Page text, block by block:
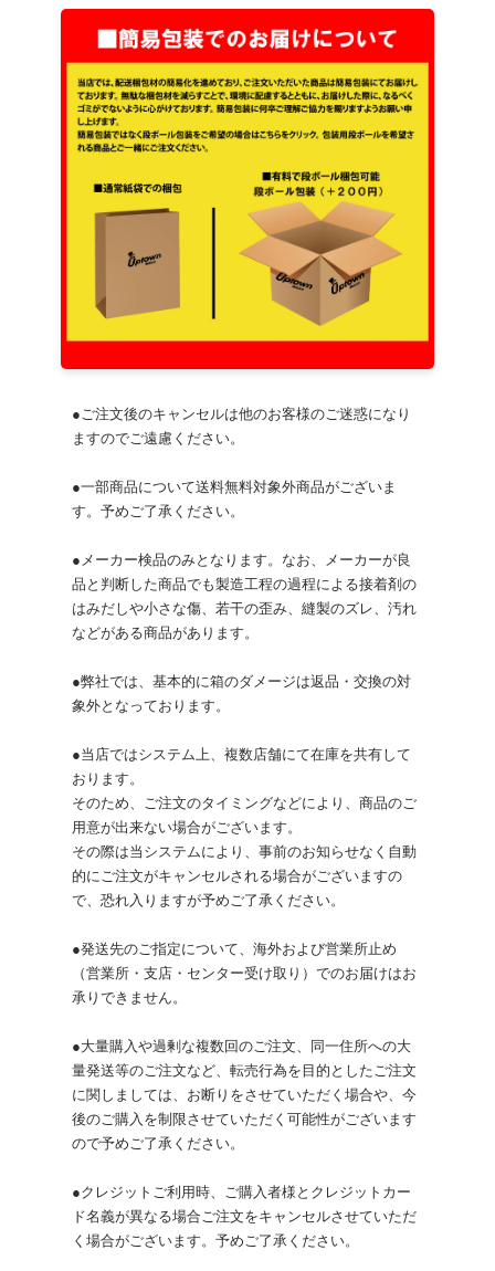
●ご注文後のキャンセルは他のお客様のご迷惑になり
ますのでご遠慮ください。
●一部商品について送料無料対象外商品がございま
す。予めご了承ください。
●メーカー検品のみとなります。なお、メーカーが良
品と判断した商品でも製造工程の過程による接着剤の
はみだしや小さな傷、若干の歪み、縫製のズレ、汚れ
などがある商品があります。
●弊社では、基本的に箱のダメージは返品・交換の対
象外となっております。
●当店ではシステム上、複数店舗にて在庫を共有して
おります。
そのため、ご注文のタイミングなどにより、商品のご
用意が出来ない場合がございます。
その際は当システムにより、事前のお知らせなく自動
的にご注文がキャンセルされる場合がございますの
で、恐れ入りますが予めご了承ください。
●発送先のご指定について、海外および営業所止め
（営業所・支店・センター受け取り）でのお届けはお
承りできません。
●大量購入や過剰な複数回のご注文、同一住所への大
量発送等のご注文など、転売行為を目的としたご注文
に関しましては、お断りをさせていただく場合や、今
後のご購入を制限させていただく可能性がございます
ので予めご了承ください。
●クレジットご利用時、ご購入者様とクレジットカー
ド名義が異なる場合ご注文をキャンセルさせていただ
く場合がございます。予めご了承ください。